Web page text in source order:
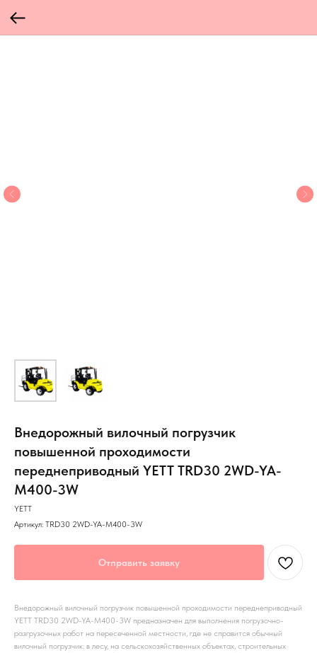
Внедорожный вилочный погрузчик
повышенной проходимости
переднеприводный YETT TRD30 2WD-YA-
M400-3W
YETT
Артикул: TRD30 2WD-YA-M400-3W
Отправить заявку
Внедорожный вилочный погрузчик повышенной проходимости переднеприводный
YETT TRD30 2WD-YA-M400-3W предназначен для выполнения погрузочно-
разгрузочных работ на пересеченной местности, где не справится обычный
вилочный погрузчик: в лесу, на сельскохозяйственных объектах, строительных